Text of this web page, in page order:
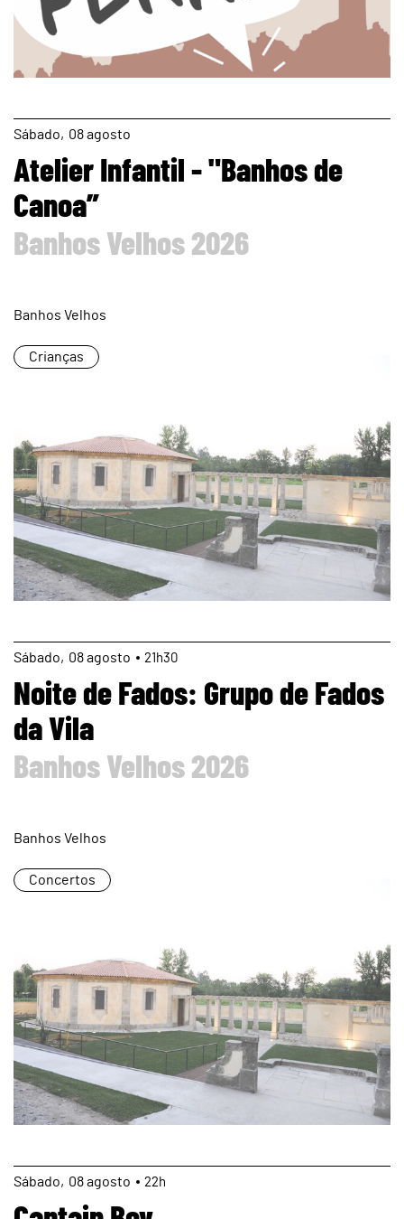
page
08agosto
Sábado
Atelier Infantil - "Banhos de
Canoa”
Banhos Velhos 2026
Banhos Velhos
Crianças
page
08agosto
Sábado 21h30
Noite de Fados: Grupo de Fados
da Vila
Banhos Velhos 2026
Banhos Velhos
Concertos
page
08agosto
Sábado 22h